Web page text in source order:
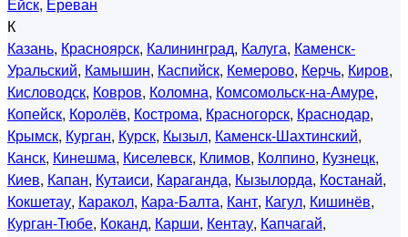
К
Казань, Красноярск, Калининград, Калуга, Каменск-
Уральский, Камышин, Каспийск, Кемерово, Керчь, Киров,
Кисловодск, Ковров, Коломна, Комсомольск-на-Амуре,
Копейск, Королёв, Кострома, Красногорск, Краснодар,
Крымск, Курган, Курск, Кызыл, Каменск-Шахтинский,
Канск, Кинешма, Киселевск, Климов, Колпино, Кузнецк,
Киев, Капан, Кутаиси, Караганда, Кызылорда, Костанай,
Кокшетау, Каракол, Кара-Балта, Кант, Кагул, Кишинёв,
Курган-Тюбе, Коканд, Карши, Кентау, Капчагай,